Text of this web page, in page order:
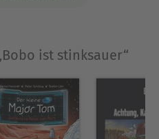
ist stinksauer“